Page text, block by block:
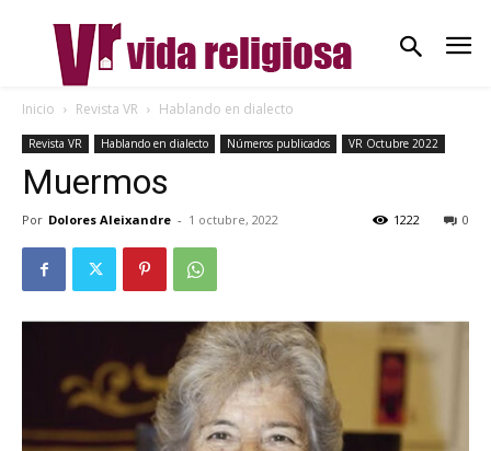
Inicio Revista VR Hablando en dialecto
Revista VR Hablando en dialecto Números publicados VR Octubre 2022
Muermos
Por Dolores Aleixandre - 1 octubre, 2022 0
1222